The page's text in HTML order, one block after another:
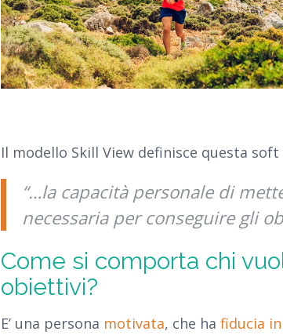
Il modello Skill View definisce questa
“…la capacità personale di
necessaria per conseguire gli
Come si comporta chi
obiettivi?
E’ una persona motivata, che hafiducia